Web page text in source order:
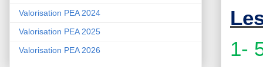
1-
Valorisation PEA 2024
Valorisation PEA 2025
Valorisation PEA 2026